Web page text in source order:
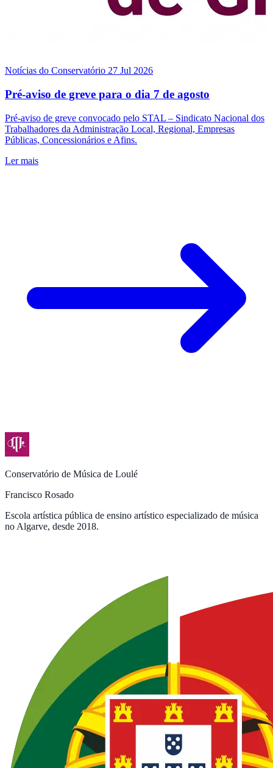
Notícias do Conservatório 27 Jul 2026
Pré-aviso de greve para o dia 7 de agosto
Pré-aviso de greve convocado pelo STAL – Sindicato Nacional dos
Trabalhadores da Administração Local, Regional, Empresas
Públicas, Concessionários e Afins.
Ler mais
Conservatório de Música de Loulé
Francisco Rosado
Escola artística pública de ensino artístico especializado de música
no Algarve, desde 2018.